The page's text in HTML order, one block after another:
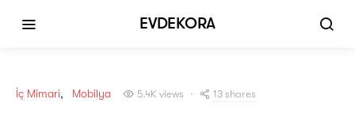
EVDEKORA
İç Mimari Mobilya 5.4K views 13 shares